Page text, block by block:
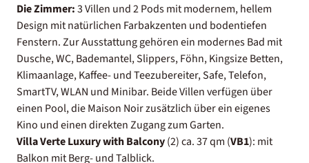
Die Zimmer:3 Villen und 2 Pods mit modernem, hellem
Design mit natürlichen Farbakzenten und bodentiefen
Fenstern. Zur Ausstattung gehören ein modernes Bad mit
Dusche, WC, Bademantel, Slippers, Föhn, Kingsize Betten,
Klimaanlage, Kaffee- und Teezubereiter, Safe, Telefon,
SmartTV, WLAN und Minibar. Beide Villen verfügen über
einen Pool, die Maison Noir zusätzlich über ein eigenes
Kino und einen direkten Zugang zum Garten.
Villa Verte Luxury with Balcony(2) ca. 37 qm (VB1): mit
Balkon mit Berg- und Talblick.